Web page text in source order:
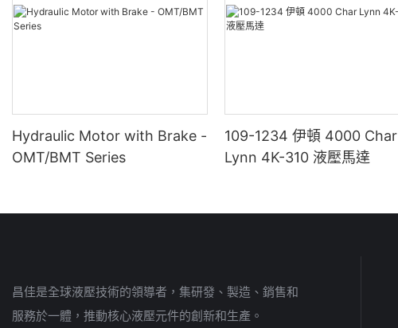
Hydraulic Motor with Brake -
OMT/BMT Series
109-1234 伊頓 4000 Char
Lynn 4K-310 液壓馬達
昌佳是全球液壓技術的領導者，集研發、製造、銷售和
服務於一體，推動核心液壓元件的創新和生產。